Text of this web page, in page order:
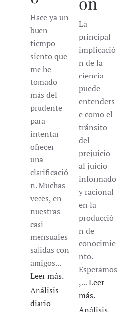
Hace ya un
buen
tiempo
siento que
me he
tomado
más del
prudente
para
intentar
ofrecer
una
clarificació
n. Muchas
veces, en
nuestras
casi
mensuales
salidas con
amigos...
Leer más.
Análisis
diario
La
principal
implicació
n de la
ciencia
puede
entenders
e como el
tránsito
del
prejuicio
al juicio
informado
y racional
en la
producció
n de
conocimie
nto.
Esperamos
,...Leer
más.
Análisis